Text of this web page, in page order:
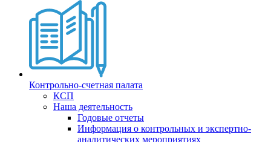
Контрольно-счетная палата
КСП
Наша деятельность
Годовые отчеты
Информация о контрольных и экспертно-
аналитических мероприятиях